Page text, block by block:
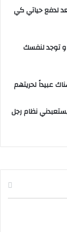
لدفع حياتي كي
و توجد لنفسك
عبيداً لحريتهم
نظام رجل